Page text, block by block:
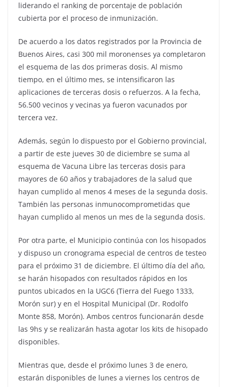
liderando el ranking de porcentaje de población
cubierta por el proceso de inmunización.
De acuerdo a los datos registrados por la Provincia de
Buenos Aires, casi 300 mil moronenses ya completaron
el esquema de las dos primeras dosis. Al mismo
tiempo, en el último mes, se intensificaron las
aplicaciones de terceras dosis o refuerzos. A la fecha,
56.500 vecinos y vecinas ya fueron vacunados por
tercera vez.
Además, según lo dispuesto por el Gobierno provincial,
a partir de este jueves 30 de diciembre se suma al
esquema de Vacuna Libre las terceras dosis para
mayores de 60 años y trabajadores de la salud que
hayan cumplido al menos 4 meses de la segunda dosis.
También las personas inmunocomprometidas que
hayan cumplido al menos un mes de la segunda dosis.
Por otra parte, el Municipio continúa con los hisopados
y dispuso un cronograma especial de centros de testeo
para el próximo 31 de diciembre. El último día del año,
se harán hisopados con resultados rápidos en los
puntos ubicados en la UGC6 (Tierra del Fuego 1333,
Morón sur) y en el Hospital Municipal (Dr. Rodolfo
Monte 858, Morón). Ambos centros funcionarán desde
las 9hs y se realizarán hasta agotar los kits de hisopado
disponibles.
Mientras que, desde el próximo lunes 3 de enero,
estarán disponibles de lunes a viernes los centros de